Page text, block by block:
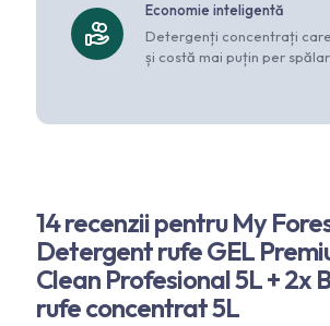
Economie inteligentă
Detergenți concentrați
și costă mai puțin per
14 recenzii pentruMy
Detergent rufe GEL
Clean Profesional 5L + 2x
rufe concentrat 5L